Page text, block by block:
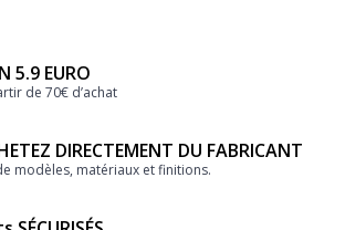
5.9 EURO
de 70€ d’achat
DIRECTEMENT DU FABRICANT
modèles, matériaux et finitions.